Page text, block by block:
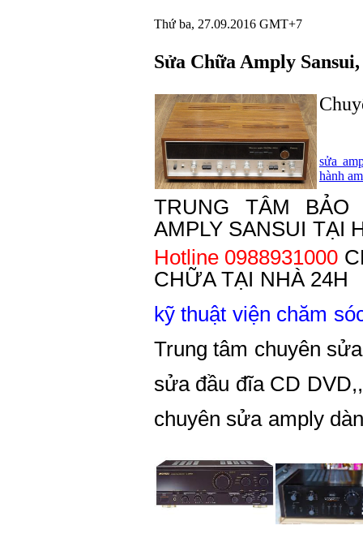
Thứ ba, 27.09.2016 GMT+7
Sửa Chữa Amply
sửa
hành
TRUNG TÂM
AMPLY SANSUI TẠI
Hotline 0988931000
CHỮA TẠI NHÀ 24H
kỹ thuật viện chăm
Trung tâm chuyên
sửa đầu đĩa CD
chuyên sửa amply